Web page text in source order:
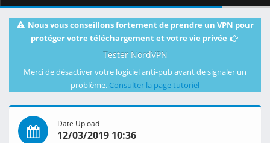
Nous vous conseillons fortement de prendre un VPN pour
protéger votre téléchargement et votre vie privée
Tester NordVPN
Merci de désactiver votre logiciel anti-pub avant de signaler un
problème. Consulter la page tutoriel
Date Upload
12/03/2019 10:36